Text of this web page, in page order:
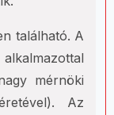
található. A
mérnöki
Az